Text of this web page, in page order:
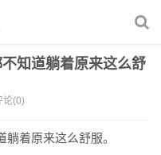
知道躺着原来这么舒
论(0)
着原来这么舒服。